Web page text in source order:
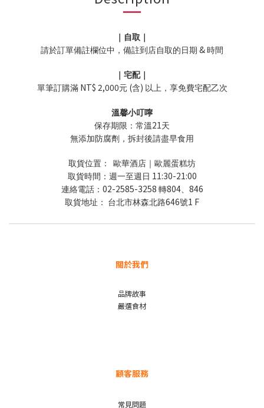
｜自取｜
請於訂單備註欄位中，備註到店自取的日期 & 時間
｜宅配｜
單筆訂購滿NT$ 2,000元(含) 以上，享免費宅配乙次
溫馨小叮嚀
保存期限：常溫21天
無添加防腐劑，拆封後請盡早食用
取貨位置：
歐華酒店｜歐麗蛋糕坊
取貨時間：週一至週日 11:30-21:00
連絡電話： 02-2585-3258 轉804、 846
取貨地址： 台北市林森北路646號1 F
關於我們
品牌故事
嚴選食材
顧客服務
常見問題